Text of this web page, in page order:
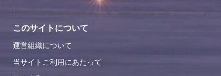
このサイトについて
運営組織について
当サイトご利用にあたって